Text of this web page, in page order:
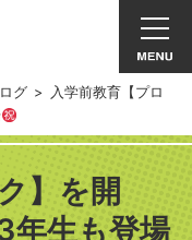
グ > 入学前教育【プロ
】を開
年生も登場